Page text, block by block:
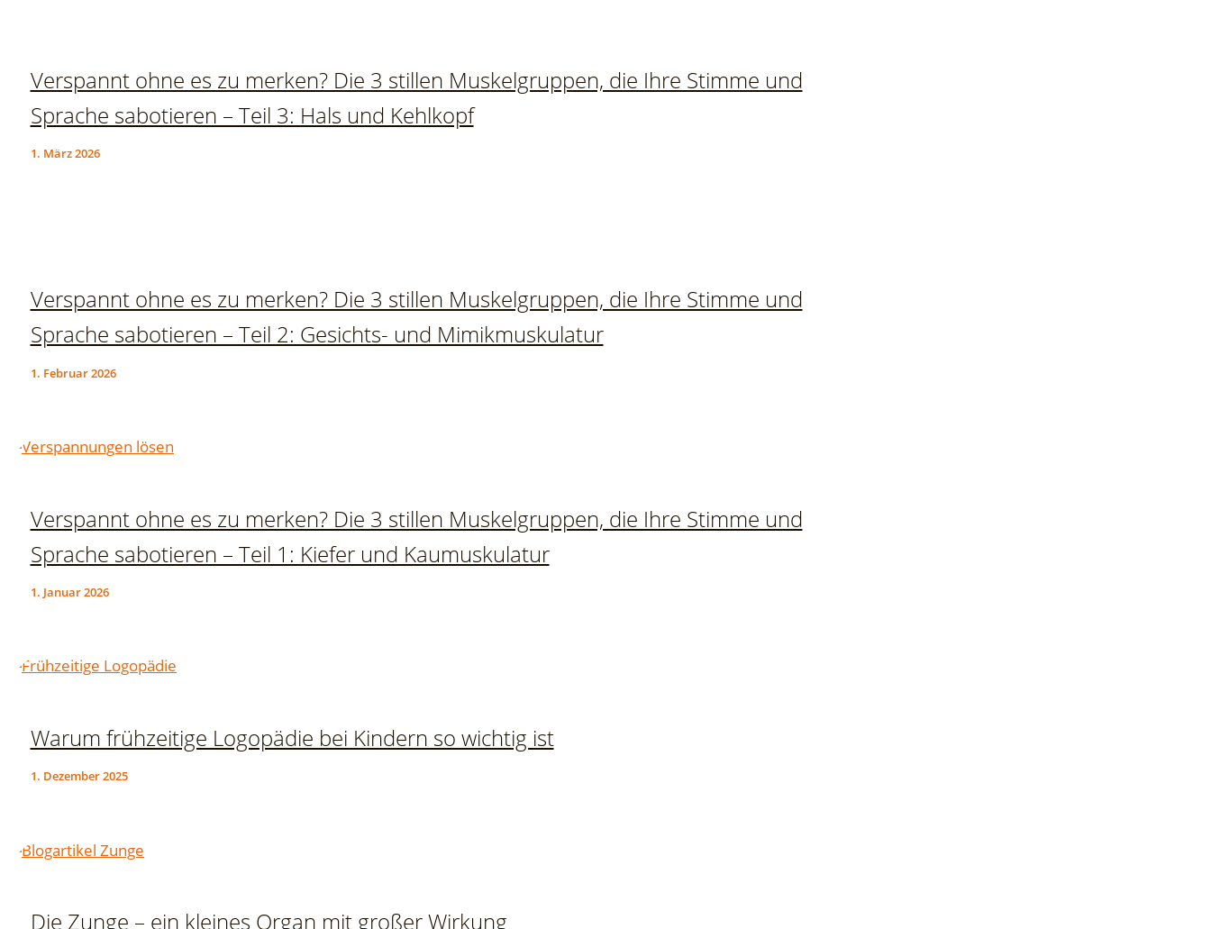
Verspannt ohne es zu merken? Die 3 stillen Muskelgruppen, die Ihre Stimme und
Sprache sabotieren – Teil 3: Hals und Kehlkopf
1. März 2026
Verspannt ohne es zu merken? Die 3 stillen Muskelgruppen, die Ihre Stimme und
Sprache sabotieren – Teil 2: Gesichts- und Mimikmuskulatur
1. Februar 2026
Verspannt ohne es zu merken? Die 3 stillen Muskelgruppen, die Ihre Stimme und
Sprache sabotieren – Teil 1: Kiefer und Kaumuskulatur
1. Januar 2026
Warum frühzeitige Logopädie bei Kindern so wichtig ist
1. Dezember 2025
Die Zunge – ein kleines Organ mit großer Wirkung